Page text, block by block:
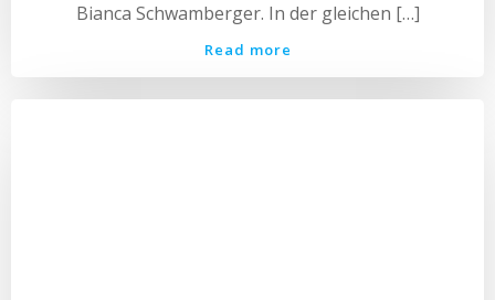
Bianca Schwamberger. In der gleichen […]
Read more